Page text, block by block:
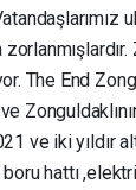
The End
ve iki yıldır
hattı